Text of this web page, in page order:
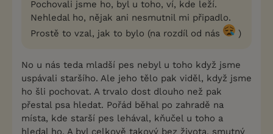
Pochovali jsme ho, byl u toho, ví, kde leží.
Nehledal ho, nějak ani nesmutnil mi připadlo.
Prostě to vzal, jak to bylo (na rozdíl od nás
)
No u nás teda mladší pes nebyl u toho když jsme
uspávali staršího. Ale jeho tělo pak viděl, když jsme
ho šli pochovat. A trvalo dost dlouho než pak
přestal psa hledat. Pořád běhal po zahradě na
místa, kde starší pes lehával, kňučel u toho a
hledal ho. A byl celkově takový bez života, smutný